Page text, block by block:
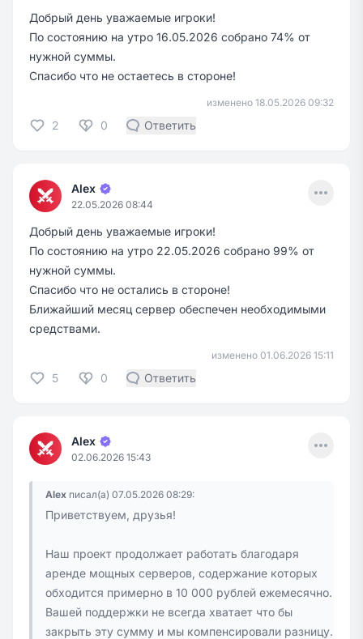
Добрый день уважаемые игроки!
По состоянию на утро 16.05.2026 собрано 74% от
нужной суммы.
Спасибо что не остаетесь в стороне!
изменено 18.05.2026 09:32
2 0 Ответить
Alex
22.05.2026 08:44
Menu
Добрый день уважаемые игроки!
По состоянию на утро 22.05.2026 собрано 99% от
нужной суммы.
Спасибо что не остались в стороне!
Ближайший месяц сервер обеспечен необходимыми
средствами.
изменено 01.06.2026 15:11
5 0 Ответить
Alex
02.06.2026 15:43
Menu
Alex писал(а) 07.05.2026 08:29:
Приветствуем, друзья!
Наш проект продолжает работать благодаря
аренде мощных серверов, содержание которых
обходится примерно в 10 000 рублей ежемесячно.
Вашей поддержки не всегда хватает что бы
закрыть эту сумму и мы компенсировали разницу.